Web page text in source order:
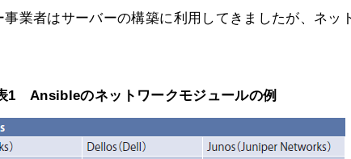
業者はサーバーの構築に利用してきましたが、ネッ
1 Ansibleのネットワークモジュールの例